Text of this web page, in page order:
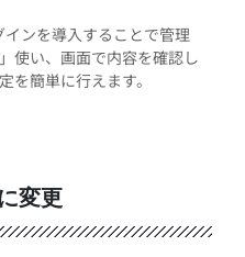
インを導入することで管理
使い、画面で内容を確認し
を簡単に行えます。
変更